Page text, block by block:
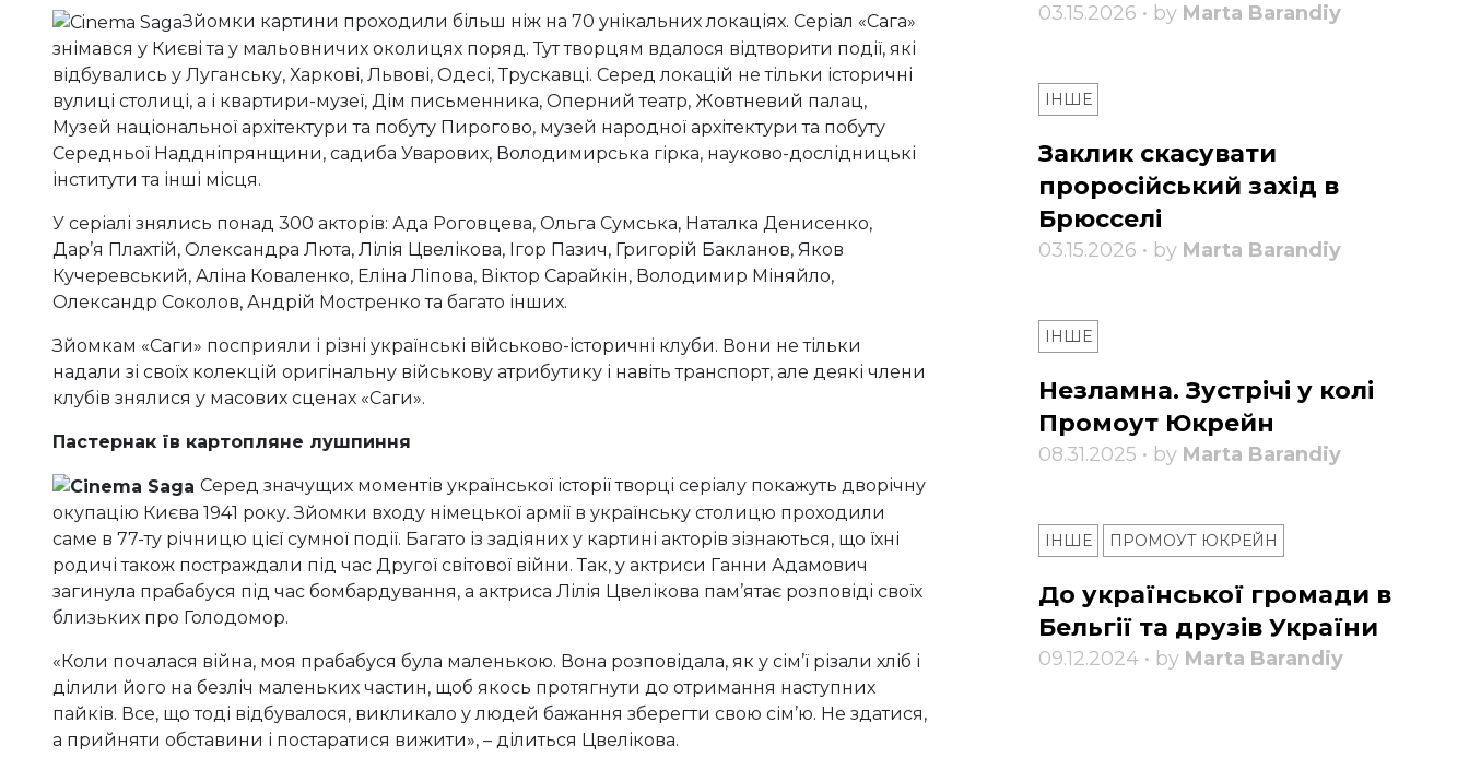
Зйомки картини проходили більш ніж на 70 унікальних локаціях. Серіал «Сага»
знімався у Києві та у мальовничих околицях поряд. Тут творцям вдалося відтворити події, які
відбувались у Луганську, Харкові, Львові, Одесі, Трускавці. Серед локацій не тільки історичні
вулиці столиці, а і квартири-музеї, Дім письменника, Оперний театр, Жовтневий палац,
Музей національної архітектури та побуту Пирогово, музей народної архітектури та побуту
Середньої Наддніпрянщини, садиба Уварових, Володимирська гірка, науково-дослідницькі
інститути та інші місця.
У серіалі знялись понад 300 акторів: Ада Роговцева, Ольга Сумська, Наталка Денисенко,
Дар’я Плахтій, Олександра Люта, Лілія Цвелікова, Ігор Пазич, Григорій Бакланов, Яков
Кучеревський, Аліна Коваленко, Еліна Ліпова, Віктор Сарайкін, Володимир Міняйло,
Олександр Соколов, Андрій Мостренко та багато інших.
Зйомкам «Саги» посприяли і різні українські військово-історичні клуби. Вони не тільки
надали зі своїх колекцій оригінальну військову атрибутику і навіть транспорт, але деякі члени
клубів знялися у масових сценах «Саги».
Пастернак їв картопляне лушпиння
Серед значущих моментів української історії творці серіалу покажуть дворічну
окупацію Києва 1941 року. Зйомки входу німецької армії в українську столицю проходили
саме в 77-ту річницю цієї сумної події. Багато із задіяних у картині акторів зізнаються, що їхні
родичі також постраждали під час Другої світової війни. Так, у актриси Ганни Адамович
загинула прабабуся під час бомбардування, а актриса Лілія Цвелікова пам’ятає розповіді своїх
близьких про Голодомор.
«Коли почалася війна, моя прабабуся була маленькою. Вона розповідала, як у сім’ї різали хліб і
ділили його на безліч маленьких частин, щоб якось протягнути до отримання наступних
пайків. Все, що тоді відбувалося, викликало у людей бажання зберегти свою сім’ю. Не здатися,
а прийняти обставини і постаратися вижити», – ділиться Цвелікова.
03.15.2026 • by Marta Barandiy
ІНШЕ
Заклик скасувати
проросійський захід в
Брюсселі
03.15.2026 • by Marta Barandiy
ІНШЕ
Незламна. Зустрічі у колі
Промоут Юкрейн
08.31.2025 • by Marta Barandiy
ІНШЕ ПРОМОУТ ЮКРЕЙН
До української громади в
Бельгії та друзів України
09.12.2024 • by Marta Barandiy